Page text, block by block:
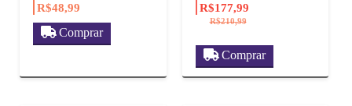
R$48,99
Comprar
R$177,99
R$210,99
Comprar